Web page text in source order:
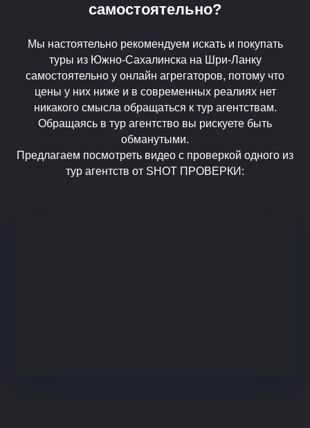
самостоятельно?
Мы настоятельно рекомендуем искать и покупать
туры из Южно-Сахалинска на Шри-Ланку
самостоятельно у онлайн агрегаторов, потому что
цены у них ниже и в современных реалиях нет
никакого смысла обращаться к тур агентствам.
Обращаясь в тур агентство вы рискуете быть
обманутыми.
Предлагаем посмотреть видео с проверкой одного из
тур агентств от SHOT ПРОВЕРКИ: